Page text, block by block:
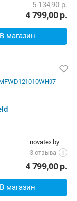
4 799,00р.
5 134,90р.
В магазин
novatex.by
3 отзыва
i
4 799,00р.
В магазин